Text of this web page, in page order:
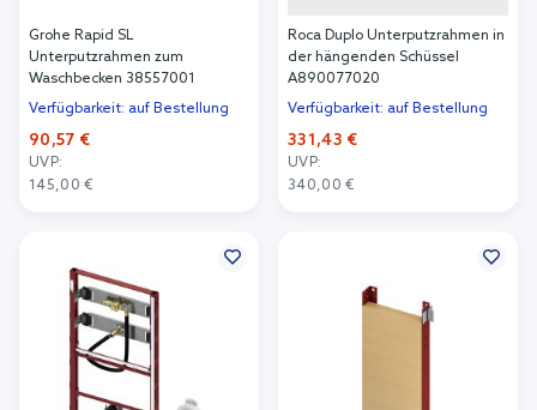
Grohe Rapid SL
Unterputzrahmen zum
Waschbecken 38557001
Verfügbarkeit: auf Bestellung
90,57 €
UVP:
145,00 €
Roca Duplo Unterputzrahmen in
der hängenden Schüssel
A890077020
Verfügbarkeit: auf Bestellung
331,43 €
UVP:
340,00 €